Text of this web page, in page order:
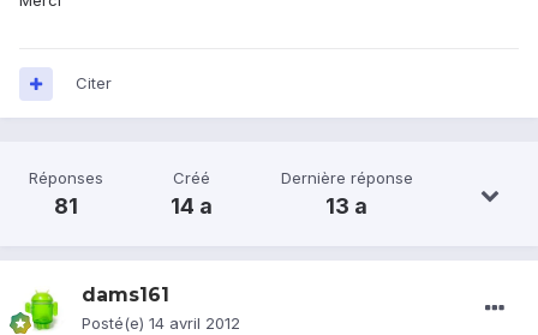
Citer
Réponses
81
Créé
14 a
Dernière réponse
13 a
dams161
Posté(e) 14 avril 2012